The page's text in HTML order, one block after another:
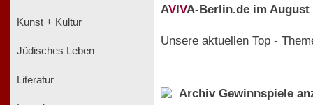
Kunst + Kultur
Jüdisches Leben
Literatur
AVIVA-Berlin.de im August
Unsere aktuellen Top -
Archiv Gewinnspiele